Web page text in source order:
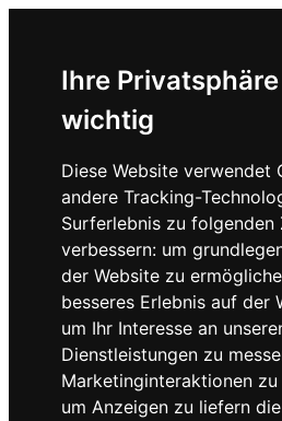
Ihre
wichtig
Diese Website verwendet
andere Tracking-
Surferlebnis zu folgenden
verbessern: um
der Website zu
besseres Erlebnis auf der
um Ihr Interesse an
Dienstleistungen zu
Marketinginteraktionen
um Anzeigen zu liefern